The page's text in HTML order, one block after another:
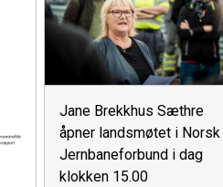
Jane Brekkhus Sæthre
åpner landsmøtet i Norsk
Jernbaneforbund i dag
klokken 15.00